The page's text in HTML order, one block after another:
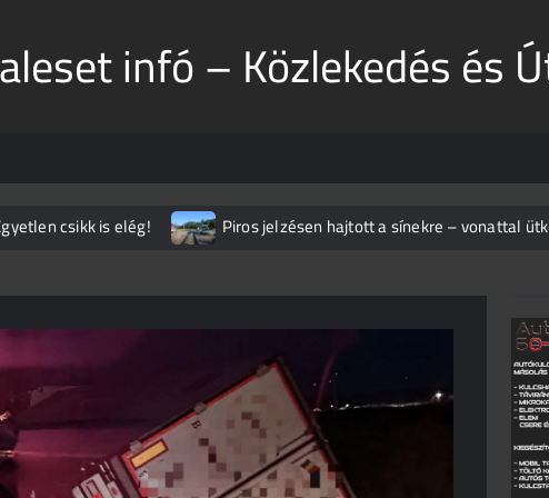
infó – Közlekedés és
csikk is elég!
Piros jelzésen hajtott a sínekre – vonattal
sem
Ilyet ritkán látni
Brutális baleset az S3-ason